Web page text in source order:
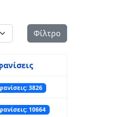
# Φίλτρο
3826
10664